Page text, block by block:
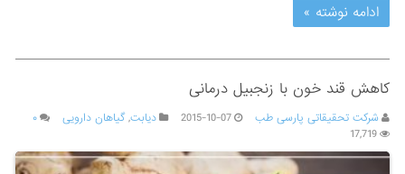
ادامه نوشته »
کاهش قند خون با زنجبیل درمانی
شرکت تحقیقاتی پارسی طب 2015-10-07 دیابت,گیاهان دارویی
۰
17,719